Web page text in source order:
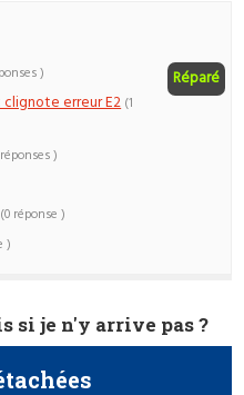
Réparé
)
erreur E2 (1
)
(0 réponse )
)
si je n'y arrive pas ?